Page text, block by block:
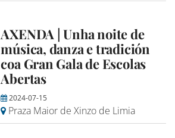
AXENDA | Unha noite de
música, danza e tradición
coa Gran Gala de Escolas
Abertas
2024-07-15
Praza Maior de Xinzo de Limia